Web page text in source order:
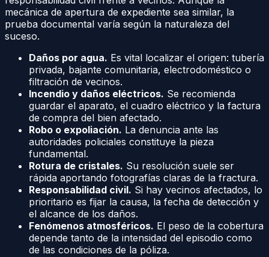
mecánica de apertura de expediente sea similar, la
prueba documental varía según la naturaleza del
suceso.
Daños por agua. Es vital localizar el origen: tubería
privada, bajante comunitaria, electrodoméstico o
filtración de vecinos.
Incendio y daños eléctricos. Se recomienda
guardar el aparato, el cuadro eléctrico y la factura
de compra del bien afectado.
Robo o expoliación. La denuncia ante las
autoridades policiales constituye la pieza
fundamental.
Rotura de cristales. Su resolución suele ser
rápida aportando fotografías claras de la fractura.
Responsabilidad civil. Si hay vecinos afectados, lo
prioritario es fijar la causa, la fecha de detección y
el alcance de los daños.
Fenómenos atmosféricos. El peso de la cobertura
depende tanto de la intensidad del episodio como
de las condiciones de la póliza.